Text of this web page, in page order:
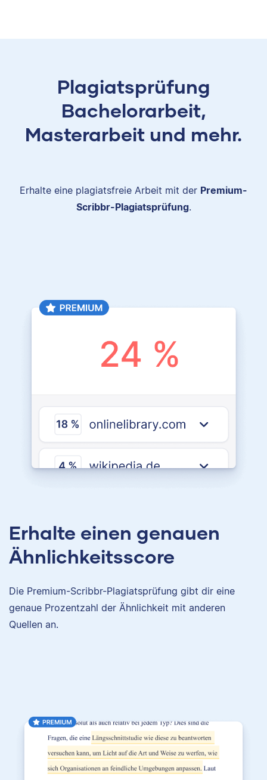
Plagiatsprüfung
Bachelorarbeit,
Masterarbeit und mehr.
Erhalte eine plagiatsfreie Arbeit mit der Premium-
Scribbr-Plagiatsprüfung.
Erhalte einen genauen
Ähnlichkeitsscore
Die Premium-Scribbr-Plagiatsprüfung gibt dir eine
genaue Prozentzahl der Ähnlichkeit mit anderen
Quellen an.